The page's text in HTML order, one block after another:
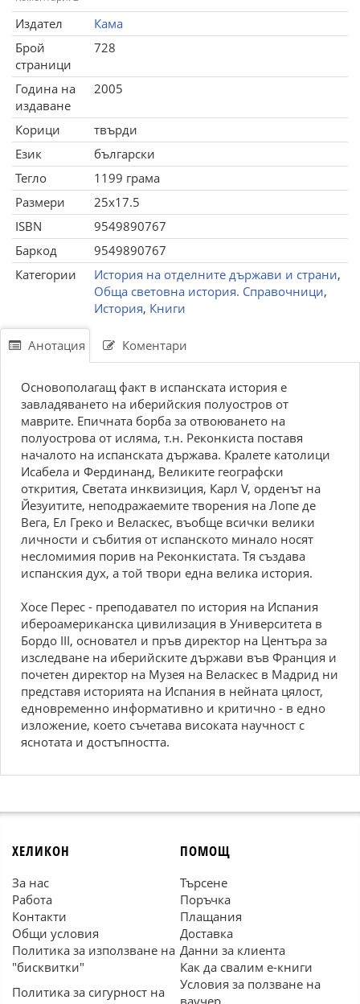
Издател
Кама
Брой
страници
728
Година на
издаване
2005
Корици
твърди
Език
български
Тегло
1199 грама
Размери
25x17.5
ISBN
9549890767
Баркод
9549890767
Категории
История на отделните държави и страни,
Обща световна история. Справочници,
История, Книги
Анотация Коментари
Основополагащ факт в испанската история е
завладяването на иберийския полуостров от
маврите. Епичната борба за отвоюването на
полуострова от исляма, т.н. Реконкиста поставя
началото на испанската държава. Кралете католици
Исабела и Фердинанд, Великите географски
открития, Светата инквизиция, Карл V, орденът на
Йезуитите, неподражаемите творения на Лопе де
Вега, Ел Греко и Веласкес, въобще всички велики
личности и събития от испанското минало носят
несломимия порив на Реконкистата. Тя създава
испанския дух, а той твори една велика история.
Хосе Перес - преподавател по история на Испания
ибероамериканска цивилизация в Университета в
Бордо III, основател и пръв директор на Центъра за
изследване на иберийските държави във Франция и
почетен директор на Музея на Веласкес в Мадрид ни
представя историята на Испания в нейната цялост,
едновременно информативно и критично - в едно
изложение, което съчетава високата научност с
яснотата и достъпността.
ХЕЛИКОН
За нас
Работа
Контакти
Общи условия
Политика за използване на
"бисквитки"
Политика за сигурност на
ПОМОЩ
Търсене
Поръчка
Плащания
Доставка
Данни за клиента
Как да свалим е-книги
Условия за ползване на
ваучер